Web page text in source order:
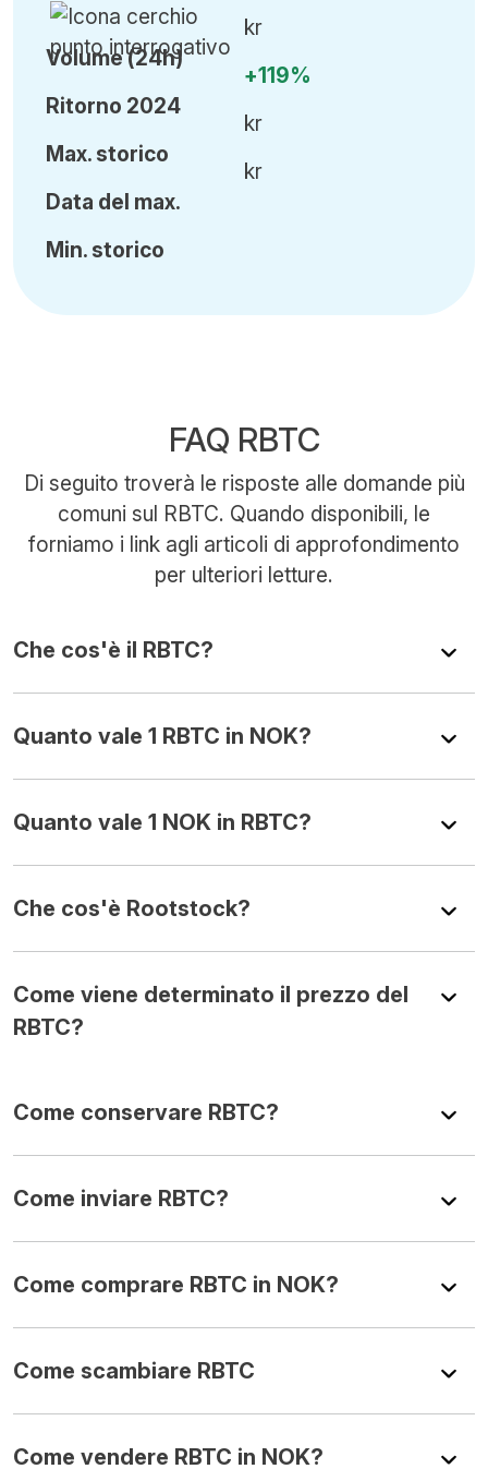
Volume (24h)
Ritorno 2024
Max. storico
Data del max.
Min. storico
kr
+119%
kr
kr
FAQ RBTC
Di seguito troverà le risposte alle domande più
comuni sul RBTC. Quando disponibili, le
forniamo i link agli articoli di approfondimento
per ulteriori letture.
Che cos'è il RBTC?
Quanto vale 1 RBTC in NOK?
Quanto vale 1 NOK in RBTC?
Che cos'è Rootstock?
Come viene determinato il prezzo del
RBTC?
Come conservare RBTC?
Come inviare RBTC?
Come comprare RBTC in NOK?
Come scambiare RBTC
Come vendere RBTC in NOK?